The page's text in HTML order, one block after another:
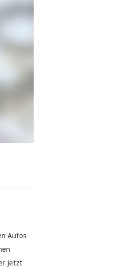
Autos
jetzt